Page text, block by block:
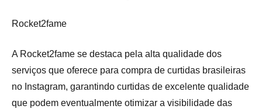
Rocket2fame
A Rocket2fame se destaca pela alta qualidade dos
serviços que oferece para compra de curtidas brasileiras
no Instagram, garantindo curtidas de excelente qualidade
que podem eventualmente otimizar a visibilidade das